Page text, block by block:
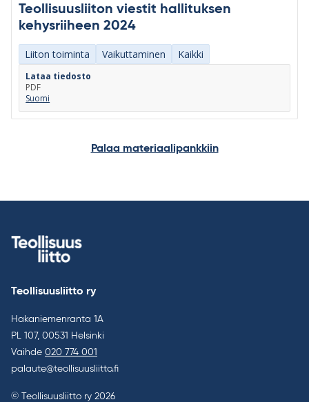
Teollisuusliiton viestit hallituksen
kehysriiheen 2024
Liiton toiminta Vaikuttaminen Kaikki
Lataa tiedosto
PDF
Suomi
Palaa materiaalipankkiin
Teollisuusliitto ry
Hakaniemenranta 1A
PL 107, 00531 Helsinki
Vaihde 020 774 001
palaute@teollisuusliitto.fi
© Teollisuusliitto ry 2026